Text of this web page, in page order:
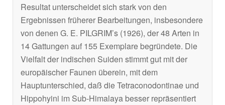
Resultat unterscheidet sich stark von den
Ergebnissen früherer Bearbeitungen, insbesondere
von denen G. E. PILGRIM’s (1926), der 48 Arten in
14 Gattungen auf 155 Exemplare begründete. Die
Vielfalt der indischen Suiden stimmt gut mit der
europäischer Faunen überein, mit dem
Hauptunterschied, daß die Tetraconodontinae und
Hippohyini im Sub-Himalaya besser repräsentiert